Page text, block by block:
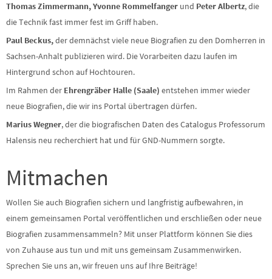
Thomas Zimmermann, Yvonne Rommelfanger und Peter Albertz, die
die Technik fast immer fest im Griff haben.
Paul Beckus,der demnächst viele neue Biografien zu den Domherren in
Sachsen-Anhalt publizieren wird. Die Vorarbeiten dazu laufen im
Hintergrund schon auf Hochtouren.
Im Rahmen der Ehrengräber Halle (Saale) entstehen immer wieder
neue Biografien, die wir ins Portal übertragen dürfen.
Marius Wegner, der die biografischen Daten des Catalogus Professorum
Halensis neu recherchiert hat und für GND-Nummern sorgte.
Mitmachen
Wollen Sie auch Biografien sichern und langfristig aufbewahren, in
einem gemeinsamen Portal veröffentlichen und erschließen oder neue
Biografien zusammensammeln? Mit unser Plattform können Sie dies
von Zuhause aus tun und mit uns gemeinsam Zusammenwirken.
Sprechen Sie uns an, wir freuen uns auf Ihre Beiträge!